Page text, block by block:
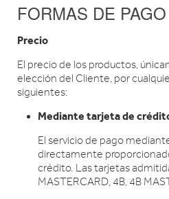
FORMAS DE PAGO
Precio
El precio de los productos,
elección del Cliente, por
siguientes:
Mediante tarjeta de
El servicio de pago
directamente
crédito. Las tarjetas
MASTERCARD, 4B, 4B